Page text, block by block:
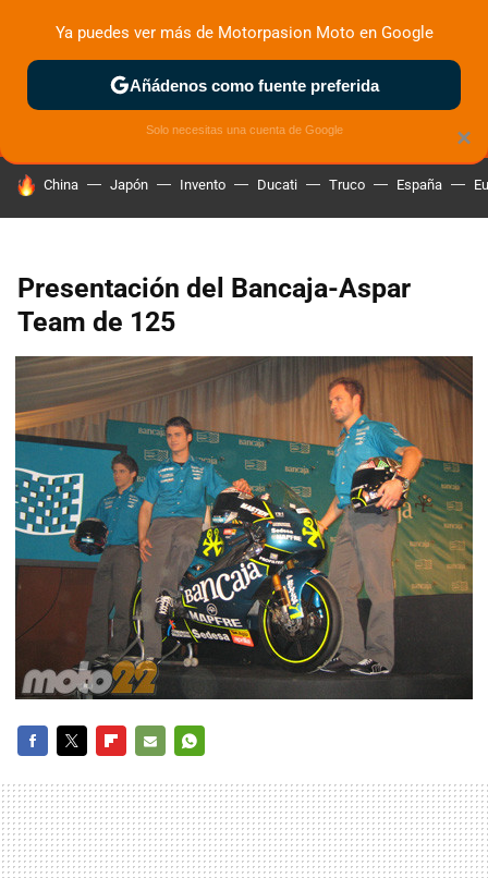
MENÚ NUEVO
ZONA DE PRUEBAS DEPORTIVAS MOTOS ELÉCTRICAS
HOY SE HABLA DE
China Japón Invento Ducati Truco España
Presentación del Bancaja-Aspar
Team de 125
MAIL
×
Ya puedes ver más de Motorpasion Moto en Google
Añádenos como fuente preferida
Solo necesitas una cuenta de Google